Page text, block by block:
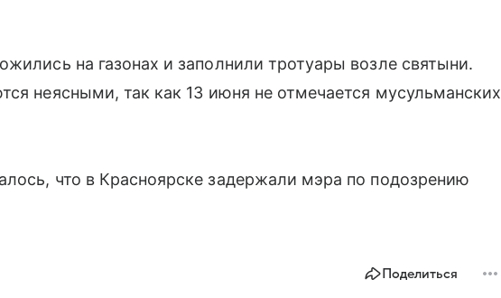
на газонах и заполнили тротуары возле святыни.
неясными, так как 13 июня не отмечается мусульманских
что в Красноярске задержали мэра по подозрению
Поделиться